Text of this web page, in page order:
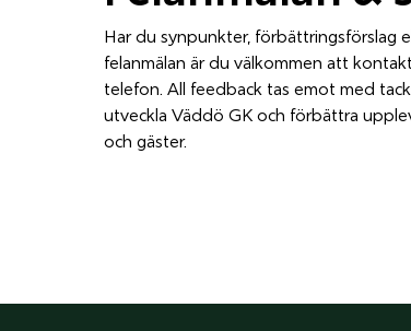
Har du synpunkter, förbättringsförslag
felanmälan är du välkommen att
telefon. All feedback tas emot med
utveckla Väddö GK och förbättra
och gäster.